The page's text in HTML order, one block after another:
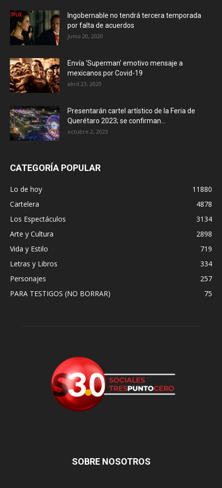
Ingobernable no tendrá tercera temporada
por falta de acuerdos
junio 20, 2020
Envía ‘Superman’ emotivo mensaje a
mexicanos por Covid-19
abril 23, 2020
Presentarán cartel artístico de la Feria de
Querétaro 2023; se confirman...
octubre 2, 2023
CATEGORÍA POPULAR
Lo de hoy
11880
Cartelera
4878
Los Espectáculos
3134
Arte y Cultura
2898
Vida y Estilo
719
Letras y Libros
334
Personajes
257
PARA TESTIGOS (NO BORRAR)
75
SOBRE NOSOTROS